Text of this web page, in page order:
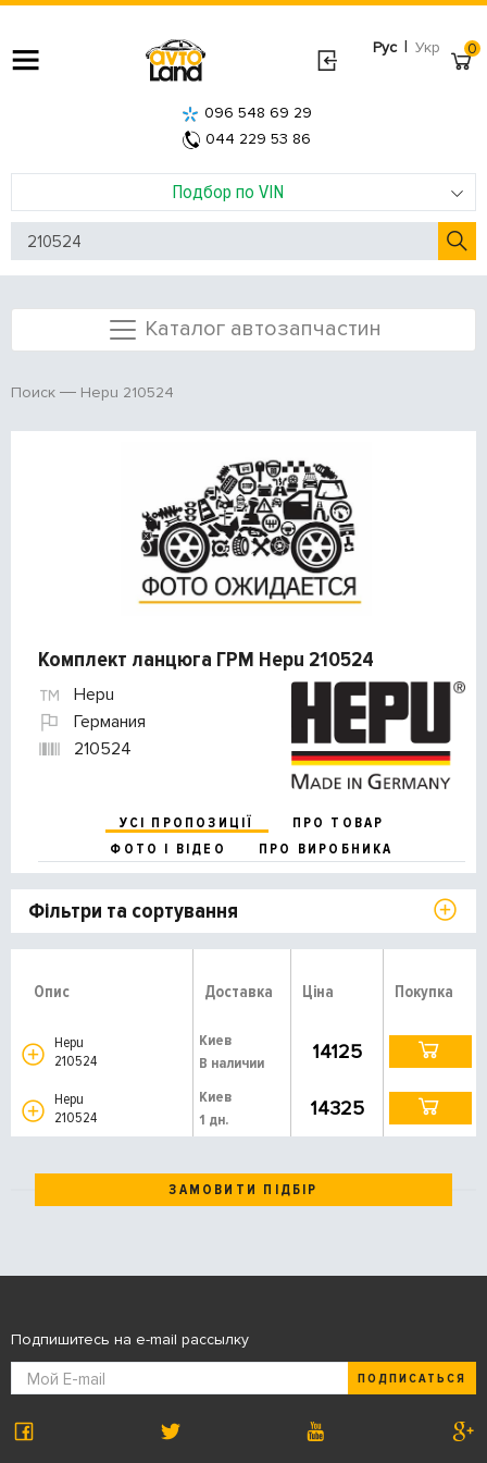
Рус | Укр
Подбор по VIN
096 548 69 29
044 229 53 86
0
Каталог автозапчастин
Поиск Hepu 210524
Комплект ланцюга ГРМ Hepu 210524
Hepu
Германия
210524
УСІ ПРОПОЗИЦІЇ
ПРО ТОВАР
ФОТО І ВІДЕО
ПРО ВИРОБНИКА
Фільтри та сортування
Опис Доставка Ціна Покупка
Hepu
210524
Киев
В наличии
14125
Hepu
210524
Киев
1 дн.
14325
ЗАМОВИТИ ПІДБІР
Подпишитесь на e-mail рассылку
ПОДПИСАТЬСЯ